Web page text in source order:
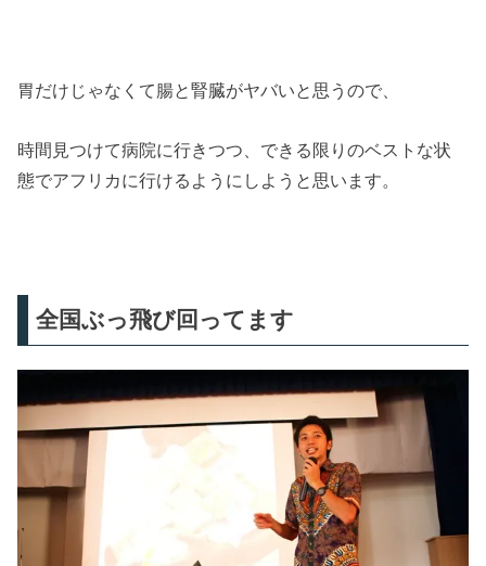
胃だけじゃなくて腸と腎臓がヤバいと思うので、
時間見つけて病院に行きつつ、できる限りのベストな状
態でアフリカに行けるようにしようと思います。
全国ぶっ飛び回ってます